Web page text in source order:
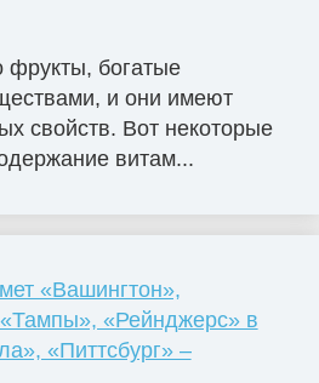
богатые
и они имеют
свойств. Вот некоторые
витам...
«Вашингтон»,
«Рейнджерс» в
«Питтсбург» –